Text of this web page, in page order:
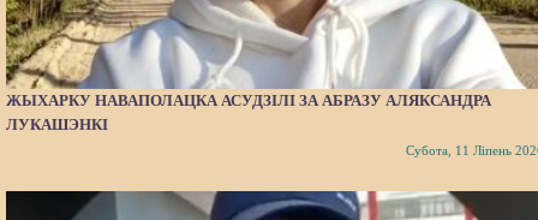
ЖЫХАРКУ НАВАПОЛАЦКА АСУДЗІЛІ ЗА АБРАЗУ АЛЯКСАНДРА
ЛУКАШЭНКІ
Субота, 11 Ліпень